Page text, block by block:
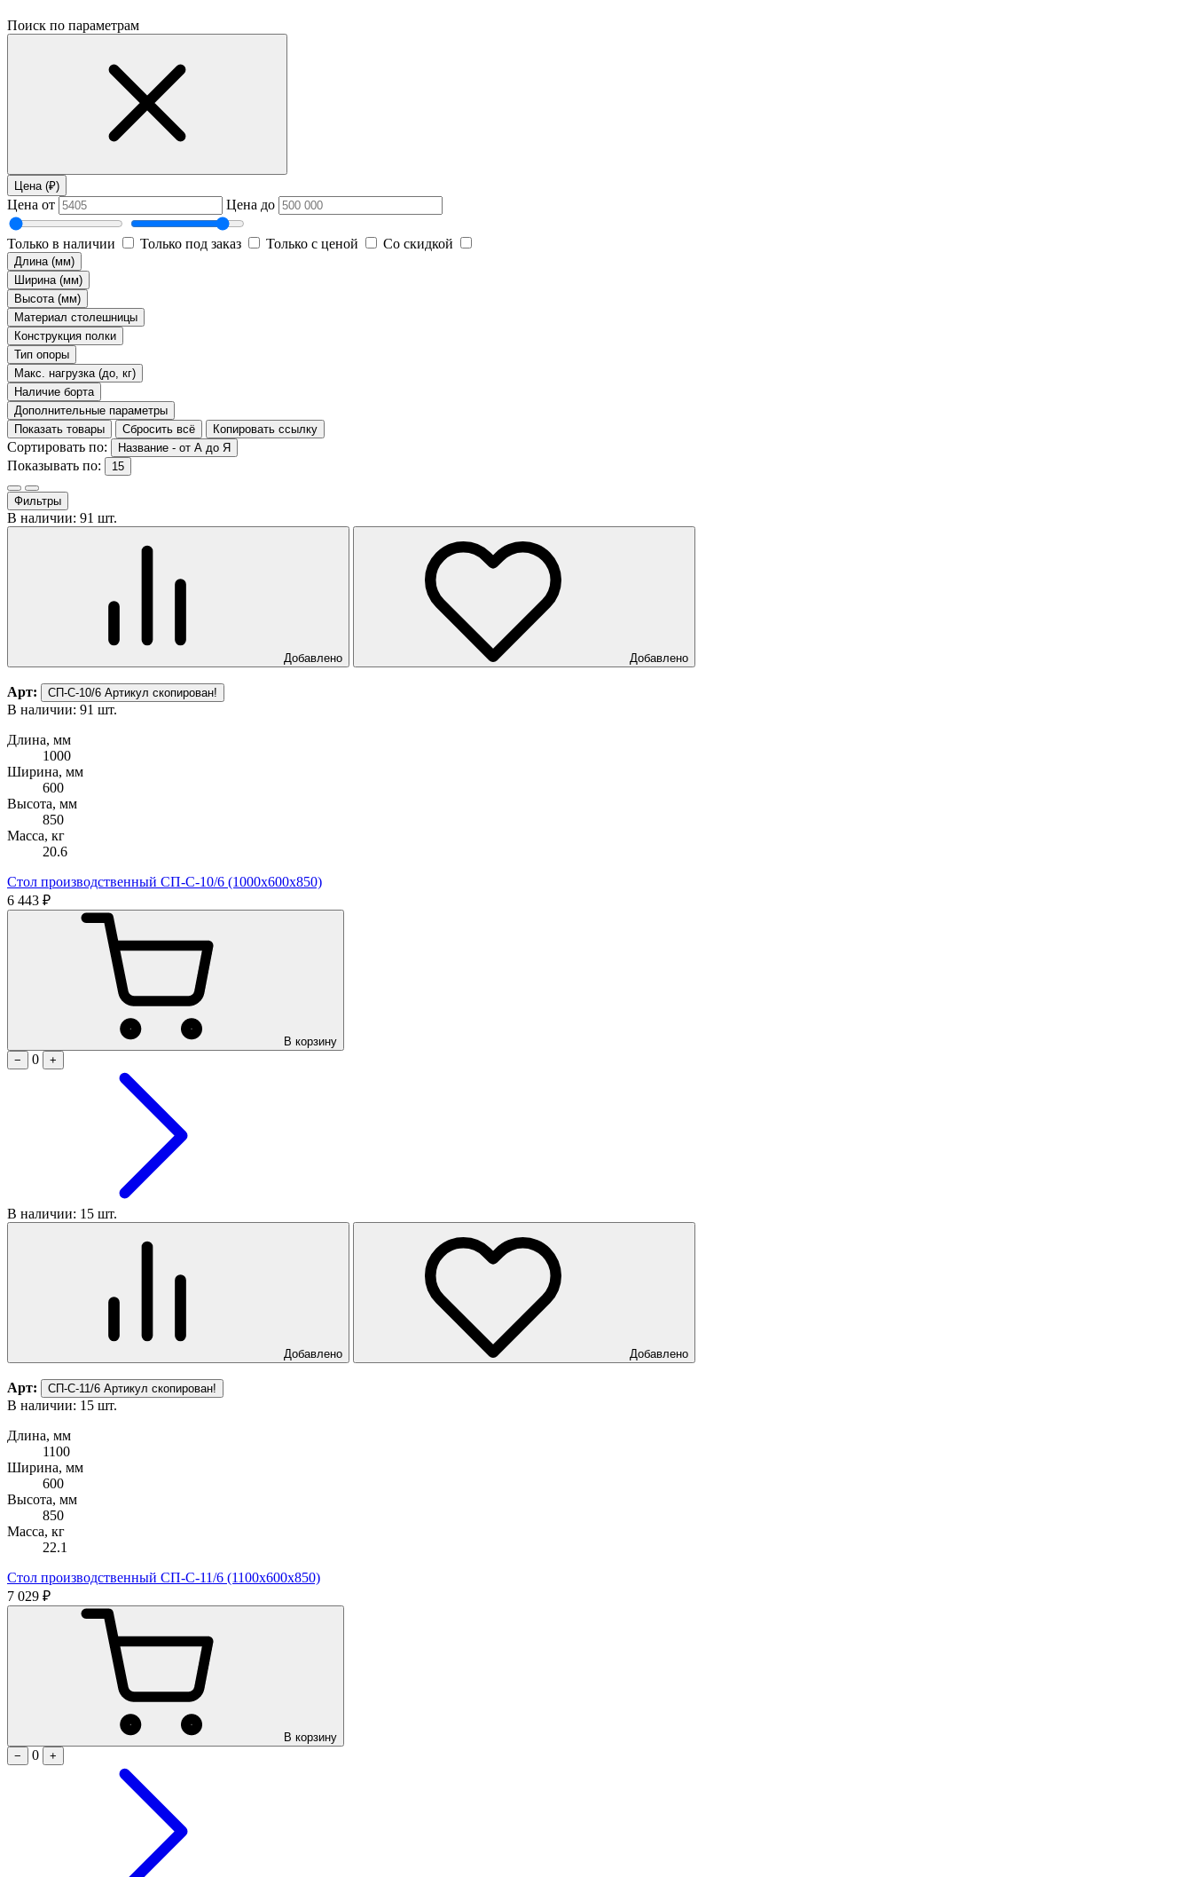
Поиск по параметрам
Цена (₽)
Цена от Цена до
Только в наличии Только под заказ Только с ценой Со скидкой
Длина (мм)
Ширина (мм)
Высота (мм)
Материал столешницы
Конструкция полки
Тип опоры
Макс. нагрузка (до, кг)
Наличие борта
Дополнительные параметры
Показать товары
Сбросить всё Копировать ссылку
Сортировать по: Название - от А до Я
Показывать по: 15
Фильтры
В наличии: 91 шт.
Добавлено Добавлено
Арт: СП-С-10/6 Артикул скопирован!
В наличии: 91 шт.
Длина, мм
1000
Ширина, мм
600
Высота, мм
850
Масса, кг
20.6
Стол производственный СП-С-10/6 (1000х600х850)
6 443 ₽
В корзину
−
0 +
В наличии: 15 шт.
Добавлено Добавлено
Арт: СП-С-11/6 Артикул скопирован!
В наличии: 15 шт.
Длина, мм
1100
Ширина, мм
600
Высота, мм
850
Масса, кг
22.1
Стол производственный СП-С-11/6 (1100х600х850)
7 029 ₽
В корзину
−
0 +